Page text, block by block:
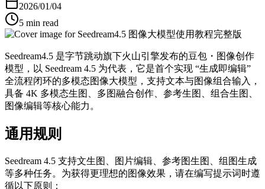
2026/01/04
5 min read
Seedream4.5 是字节跳动旗下火山引擎发布的豆包・图像创作
模型，以 Seedream 4.5 为代表，它是首个实现 “生成即编辑”
全流程闭环的多模态图像大模型，支持文本与图像组合输入，
具备 4K 多模态生图、多图融合创作、参考生图、组合生图、
图像编辑等核心能力。
通用规则
Seedream 4.5 支持文生图、图片编辑、参考图生图、组图生成
等多种任务。为获得更理想的图像效果，请在编写提示词时遵
循以下原则：